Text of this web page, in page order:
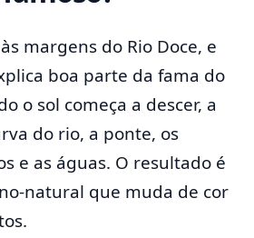
margens do Rio Doce, e
boa parte da fama do
o sol começa a descer, a
do rio, a ponte, os
e as águas. O resultado é
natural que muda de cor